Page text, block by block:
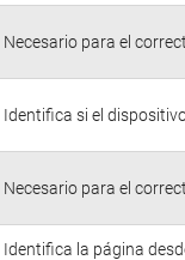
Necesario para el
Identifica si el
Necesario para el
Identifica la página